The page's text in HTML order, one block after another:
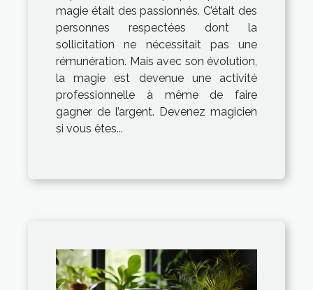
magie était des passionnés. C’était des
personnes respectées dont la
sollicitation ne nécessitait pas une
rémunération. Mais avec son évolution,
la magie est devenue une activité
professionnelle à même de faire
gagner de l’argent. Devenez magicien
si vous êtes...